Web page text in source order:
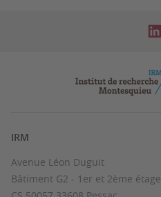
IRM
Avenue Léon Duguit
Bâtiment G2 - 1er et 2ème étage